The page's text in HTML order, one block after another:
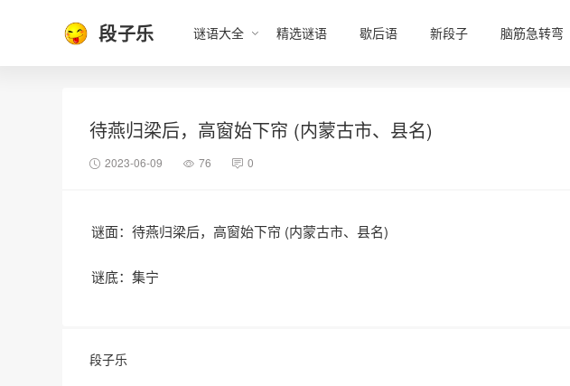
段子乐 谜语大全 精选谜语 歇后语 新段子 脑筋急转弯
待燕归梁后，高窗始下帘 (内蒙古市、县名)
2023-06-09 76 0
谜面：待燕归梁后，高窗始下帘 (内蒙古市、县名)
谜底：集宁
段子乐